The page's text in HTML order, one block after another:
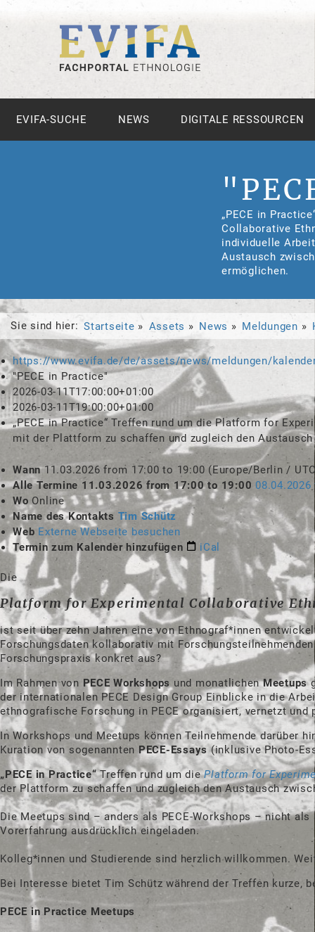
EVIFA-SUCHE NEWS DIGITALE RESSOURCEN
„PECE in
Collaborative
individuelle
Austausch
ermöglichen.
Sie sind hier: Startseite Assets News Meldungen
https://www.evifa.de/de/assets/news/meldungen/
"PECE in Practice"
2026-03-11T17:00:00+01:00
2026-03-11T19:00:00+01:00
„PECE in Practice“ Treffen rund um die Platform for
mit der Plattform zu schaffen und zugleich den
Wann 11.03.2026 from 17:00 to 19:00 (Europe/Berlin /
Alle Termine 11.03.2026 from 17:00to 19:00 08.04.2026
Wo Online
Name des Kontakts Tim Schütz
Web Externe Webseite besuchen
Termin zum Kalender hinzufügen
iCal
Die
Platform for Experimental Collaborative
ist seit über zehn Jahren eine von Ethnograf*innen
Forschungsdaten kollaborativ mit
Forschungspraxis konkret aus?
Im Rahmen von PECE Workshops und monatlichenMeetups
der internationalen PECE Design Group Einblicke in die
ethnografische Forschung in PECE organisiert, vernetzt
In Workshops und Meetups können Teilnehmende darüber
Kuration von sogenannten PECE-Essays(inklusive Photo-
„PECE in Practice“Treffen rund um diePlatform for
der Plattform zu schaffen und zugleich den Austausch
Die Meetups sind – anders als PECE-Workshops – nicht
Vorerfahrung ausdrücklich eingeladen.
Kolleg*innen und Studierende sind herzlich willkommen.
Bei Interesse bietet Tim Schütz während der Treffen
PECE in Practice Meetups